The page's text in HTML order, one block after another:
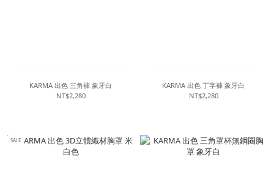
KARMA 出色 三角褲 象牙白
NT$2,280
KARMA 出色 丁字褲 象牙白
NT$2,280
SALE